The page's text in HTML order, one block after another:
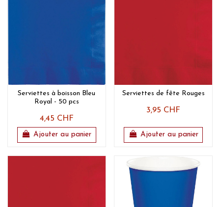
Serviettes à boisson Bleu
Royal - 50 pcs
4,45 CHF
Ajouter au panier
Serviettes de fête Rouges
3,95 CHF
Ajouter au panier